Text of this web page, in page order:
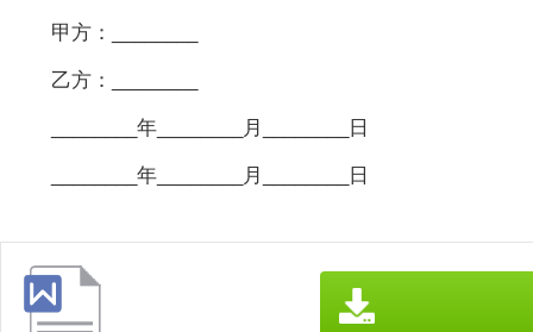
甲方：________
乙方：________
________年________月________日
________年________月________日